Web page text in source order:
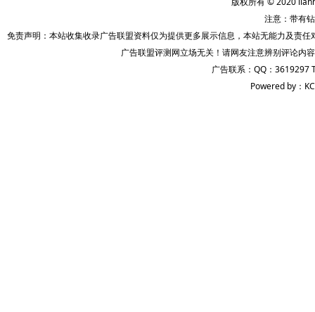
注意：带有
免责声明：本站收集收录广告联盟资料仅为提供更多展示信息，本站无能力及责
广告联盟评测网立场无关！请网友注意辨别评论内
广告联系：QQ：3619297
Powered by：